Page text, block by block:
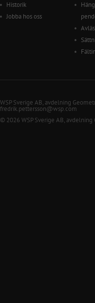
Historik
Jobba hos oss
WSP Sverige AB, avdelning
fredrik.pettersson@wsp.com
© 2026 WSP Sverige AB,